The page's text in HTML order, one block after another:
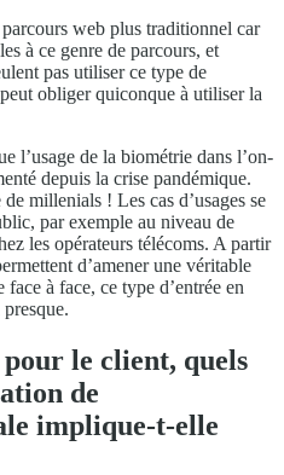
web plus traditionnel car
à ce genre de parcours, et
pas utiliser ce type de
obliger quiconque à utiliser la
l’usage de la biométrie dans l’on-
depuis la crise pandémique.
millenials ! Les cas d’usages se
par exemple au niveau de
les opérateurs télécoms. A partir
d’amener une véritable
à face, ce type d’entrée en
le client, quels
de
implique-t-elle